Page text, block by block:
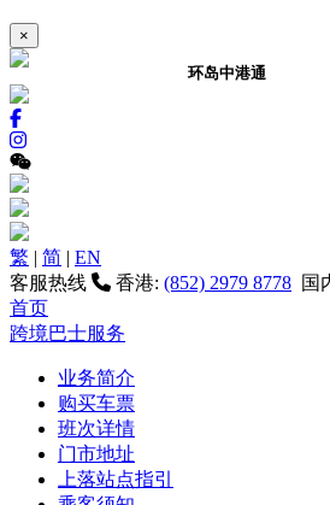
×
环岛中港通
繁 | 简 | EN
客服热线
香港: (852) 2979 8778 国
首页
跨境巴士服务
业务简介
购买车票
班次详情
门市地址
上落站点指引